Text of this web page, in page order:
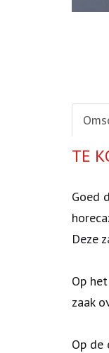
TE
Goed
Deze
Op
zaak
Op de